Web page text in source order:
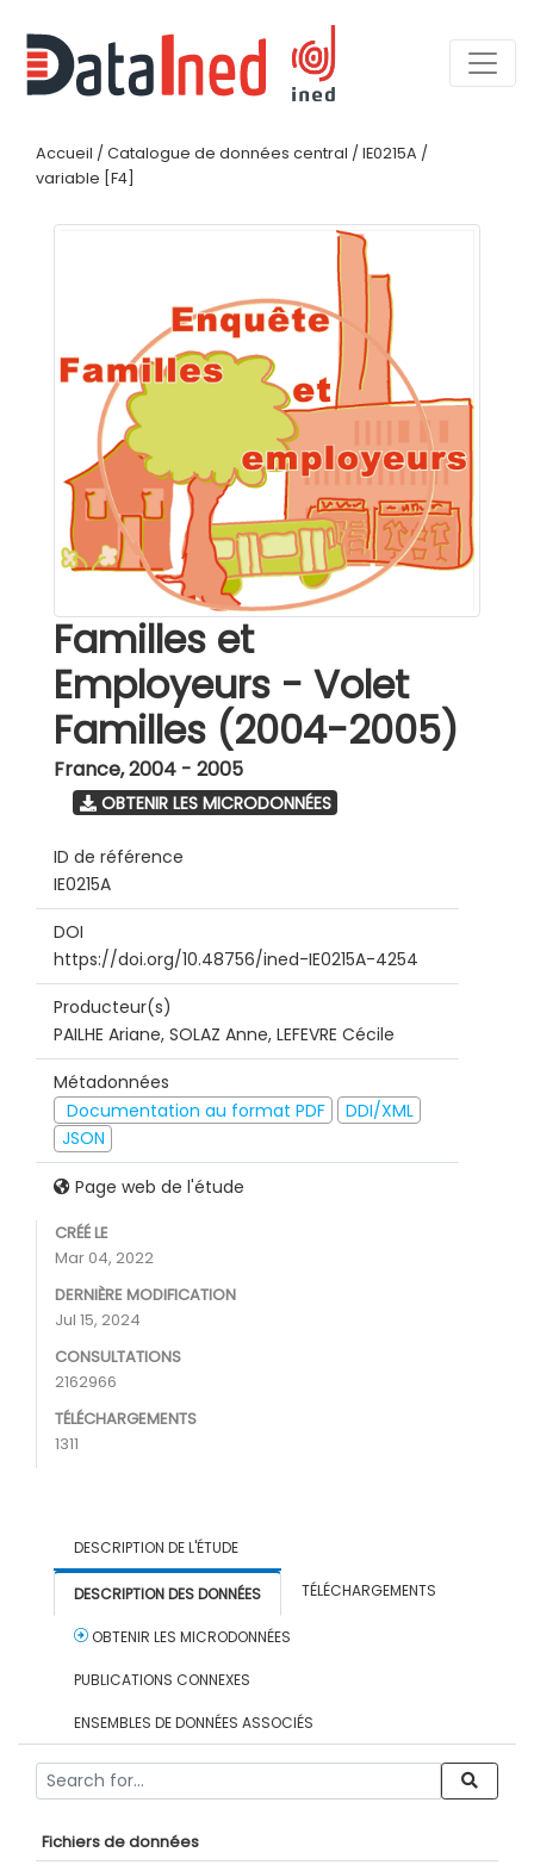
Accueil / Catalogue de données central / IE0215A /
variable [F4]
Familles et
Employeurs - Volet
Familles (2004-2005)
France,2004 - 2005
OBTENIR LES MICRODONNÉES
ID de référence
IE0215A
DOI
https://doi.org/10.48756/ined-IE0215A-4254
Producteur(s)
PAILHE Ariane, SOLAZ Anne, LEFEVRE Cécile
Métadonnées
Documentation au format PDF
DDI/XML
JSON
Page web de l'étude
CRÉÉ LE
Mar 04, 2022
DERNIÈRE MODIFICATION
Jul 15, 2024
CONSULTATIONS
2162966
TÉLÉCHARGEMENTS
1311
DESCRIPTION DE L'ÉTUDE
DESCRIPTION DES DONNÉES TÉLÉCHARGEMENTS
OBTENIR LES MICRODONNÉES
PUBLICATIONS CONNEXES
ENSEMBLES DE DONNÉES ASSOCIÉS
Fichiers de données